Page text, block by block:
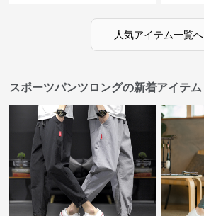
人気アイテム一覧へ
スポーツパンツロングの新着アイテム